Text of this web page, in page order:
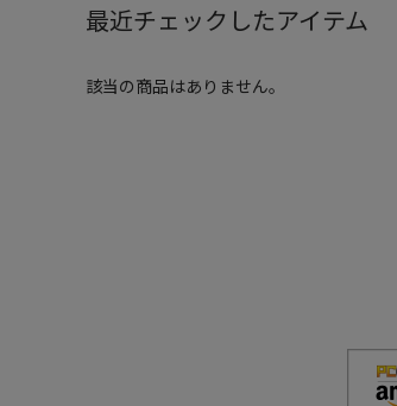
最近チェックしたアイテム
該当の商品はありません。